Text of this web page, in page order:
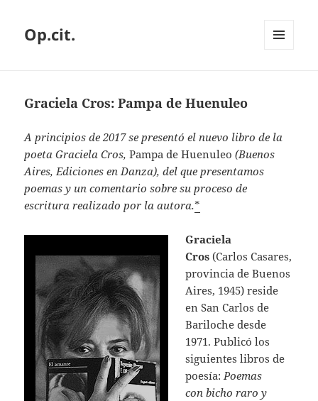
Op.cit.
Graciela Cros: Pampa de Huenuleo
A principios de 2017 se presentó el nuevo libro de la
poeta Graciela Cros, Pampa de Huenuleo (Buenos
Aires, Ediciones en Danza), del que presentamos
poemas y un comentario sobre su proceso de
escritura realizado por la autora.*
Graciela
Cros (Carlos Casares,
provincia de Buenos
Aires, 1945) reside
en San Carlos de
Bariloche desde
1971. Publicó los
siguientes libros de
poesía:Poemas
con bicho raro y